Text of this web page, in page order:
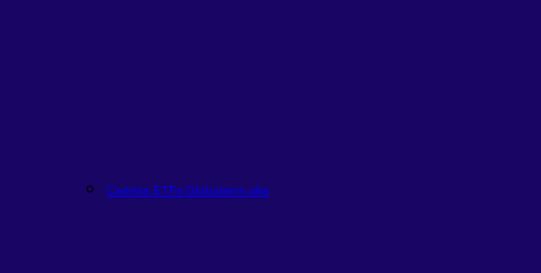
Carteira ETFs Globaisem alta